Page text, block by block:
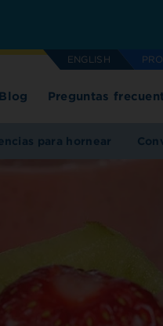
ENGLISH
Blog Preguntas
para hornear